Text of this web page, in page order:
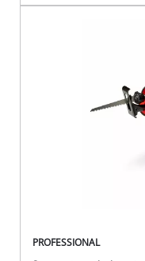
PROFESSIONAL